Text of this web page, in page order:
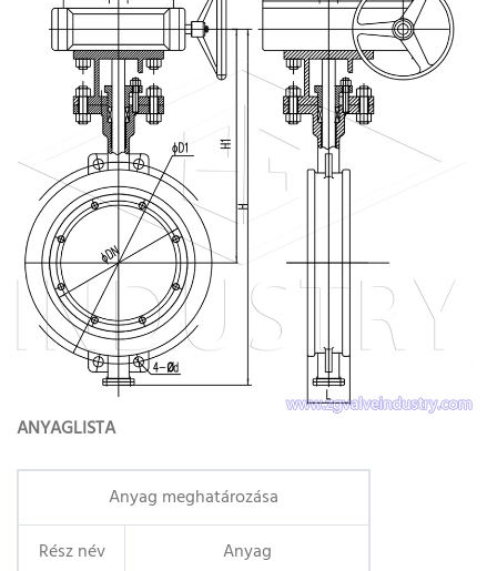
ANYAGLISTA
Anyag meghatározása
Rész név
Anyag